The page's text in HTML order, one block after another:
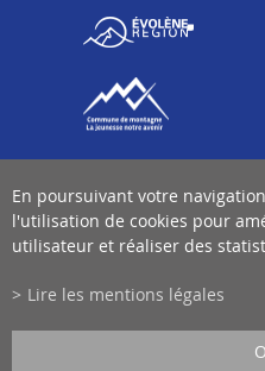
En poursuivant votre
l'utilisation de cookies pour
utilisateur et réaliser des
Lire les mentions légales